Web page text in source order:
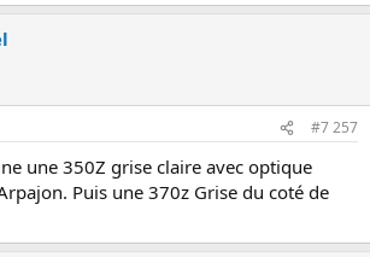
#7 257
une 350Z grise claire avec optique
Puis une 370z Grise du coté de